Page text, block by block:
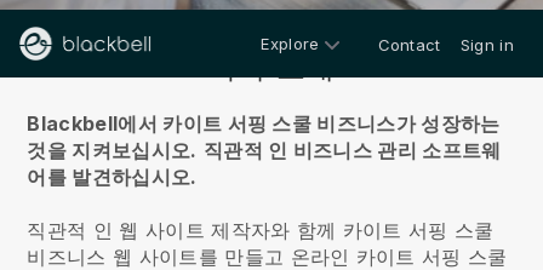
Explore Contact Sign in
Blackbell에서 카이트 서핑 스쿨 비즈니스가 성장하는
것을 지켜보십시오. 직관적 인 비즈니스 관리 소프트웨
어를 발견하십시오.
직관적 인 웹 사이트 제작자와 함께 카이트 서핑 스쿨
비즈니스 웹 사이트를 만들고 온라인 카이트 서핑 스쿨